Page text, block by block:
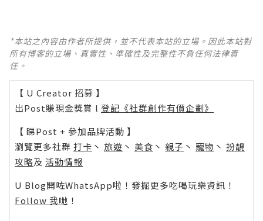
*本站之內容由作者所提供，並不代表本站的立場。因此本站對
所有博客的立場、真實性、準確性及完整性不負任何法律責
任。
【 U Creator 招募 】
出Post賺現金獎賞 l 登記《社群創作有價企劃》
【 睇Post + 參加品牌活動 】
瀏覽更多社群 打卡 丶 旅遊 丶 美食 丶 親子 丶 寵物 丶 扮靚
攻略及 活動情報
U Blog開咗WhatsApp啦！發掘更多吃喝玩樂資訊！
Follow 我哋 ！